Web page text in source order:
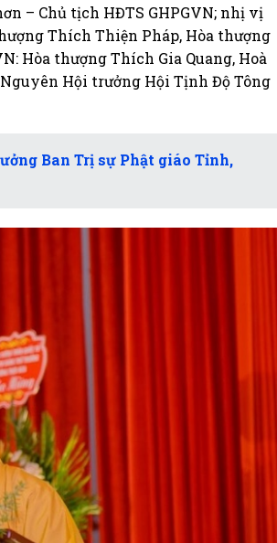
– Chủ tịch HĐTS GHPGVN; nhị vị
Thích Thiện Pháp, Hòa thượng
Hòa thượng Thích Gia Quang, Hoà
Hội trưởng Hội Tịnh Độ Tông
Ban Trị sự Phật giáo Tỉnh,